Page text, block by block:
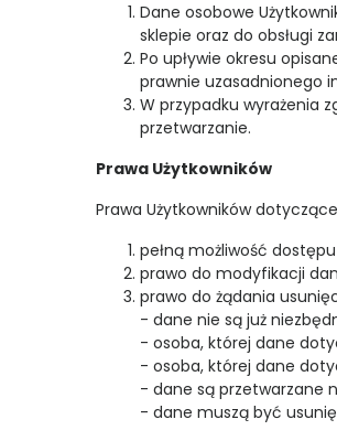
Dane osobowe
sklepie oraz do obsługi
Po upływie okresu
prawnie uzasadnionego
W przypadku wyrażenia
przetwarzanie.
Prawa Użytkowników
Prawa Użytkowników
pełną możliwość
prawo do modyfikacji
prawo do żądania
- dane nie są już
- osoba, której dane
- osoba, której dane
- dane są przetwarzane
- dane muszą być